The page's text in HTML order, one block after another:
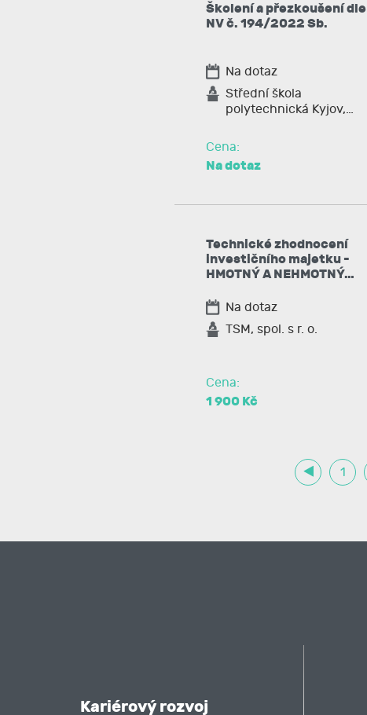
Školení a přezkoušení dle
NV č. 194/2022 Sb.
Na dotaz
Střední škola
polytechnická Kyjov,…
Cena:
Na dotaz
Technické zhodnocení
investičního majetku -
HMOTNÝ A NEHMOTNÝ…
Na dotaz
TSM, spol. s r. o.
Cena:
1 900 Kč
1
Kariérový rozvoj